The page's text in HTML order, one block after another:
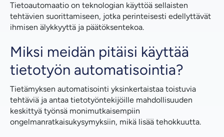
Tietoautomaatio on teknologian käyttöä sellaisten
tehtävien suorittamiseen, jotka perinteisesti edellyttävät
ihmisen älykkyyttä ja päätöksentekoa.
Miksi meidän pitäisi käyttää
tietotyön automatisointia?
Tietämyksen automatisointi yksinkertaistaa toistuvia
tehtäviä ja antaa tietotyöntekijöille mahdollisuuden
keskittyä työnsä monimutkaisempiin
ongelmanratkaisukysymyksiin, mikä lisää tehokkuutta.